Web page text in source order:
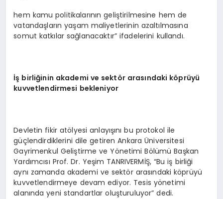
hem kamu politikalarının geliştirilmesine hem de
vatandaşların yaşam maliyetlerinin azaltılmasına
somut katkılar sağlanacaktır” ifadelerini kullandı.
İş birliğinin akademi ve sektör arasındaki köprüyü
kuvvetlendirmesi bekleniyor
Devletin fikir atölyesi anlayışını bu protokol ile
güçlendirdiklerini dile getiren Ankara Üniversitesi
Gayrimenkul Geliştirme ve Yönetimi Bölümü Başkan
Yardımcısı Prof. Dr. Yeşim TANRIVERMİŞ, “Bu iş birliği
aynı zamanda akademi ve sektör arasındaki köprüyü
kuvvetlendirmeye devam ediyor. Tesis yönetimi
alanında yeni standartlar oluşturuluyor” dedi.